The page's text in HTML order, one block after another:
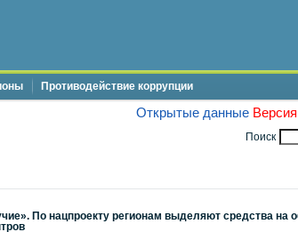
Противодействие коррупции
Открытые данные
Поиск
По нацпроекту регионам выделяют средства на